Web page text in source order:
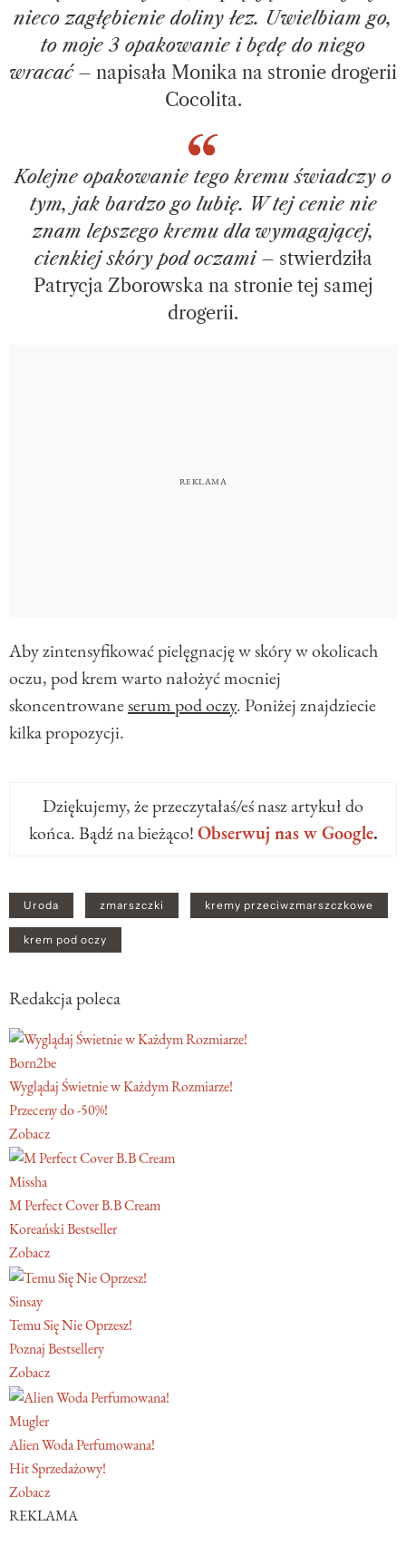
nieco zagłębienie doliny łez. Uwielbiam go,
to moje 3 opakowanie i będę do niego
wracać– napisała Monika na stronie drogerii
Cocolita.
Kolejne opakowanie tego kremu świadczy o
tym, jak bardzo go lubię. W tej cenie nie
znam lepszego kremu dla wymagającej,
cienkiej skóry pod oczami – stwierdziła
Patrycja Zborowska na stronie tej samej
drogerii.
Aby zintensyfikować pielęgnację w skóry w okolicach
oczu, pod krem warto nałożyć mocniej
skoncentrowaneserum pod oczy. Poniżej znajdziecie
kilka propozycji.
Dziękujemy, że przeczytałaś/eś nasz artykuł do
końca. Bądź na bieżąco!Obserwuj nas w Google.
Uroda zmarszczki kremy przeciwzmarszczkowe
krem pod oczy
Redakcja poleca
Born2be
Wyglądaj Świetnie w Każdym Rozmiarze!
Przeceny do -50%!
Zobacz
Missha
M Perfect Cover B.B Cream
Koreański Bestseller
Zobacz
Sinsay
Temu Się Nie Oprzesz!
Poznaj Bestsellery
Zobacz
Mugler
Alien Woda Perfumowana!
Hit Sprzedażowy!
Zobacz
REKLAMA